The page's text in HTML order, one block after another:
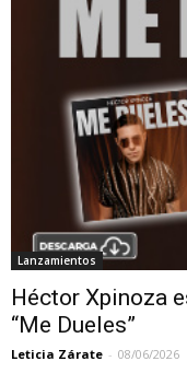
Lanzamientos
Héctor Xpinoza
“Me Dueles”
Leticia Zárate - 08/06/2026